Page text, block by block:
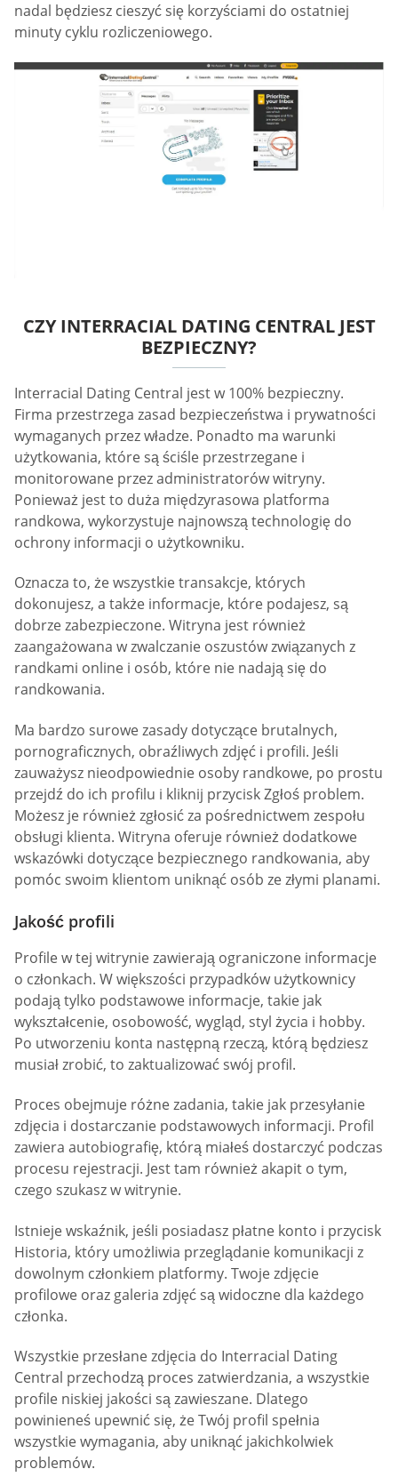
nadal będziesz cieszyć się korzyściami do ostatniej
minuty cyklu rozliczeniowego.
CZY INTERRACIAL DATING CENTRAL JEST
BEZPIECZNY?
Interracial Dating Central jest w 100% bezpieczny.
Firma przestrzega zasad bezpieczeństwa i prywatności
wymaganych przez władze. Ponadto ma warunki
użytkowania, które są ściśle przestrzegane i
monitorowane przez administratorów witryny.
Ponieważ jest to duża międzyrasowa platforma
randkowa, wykorzystuje najnowszą technologię do
ochrony informacji o użytkowniku.
Oznacza to, że wszystkie transakcje, których
dokonujesz, a także informacje, które podajesz, są
dobrze zabezpieczone. Witryna jest również
zaangażowana w zwalczanie oszustów związanych z
randkami online i osób, które nie nadają się do
randkowania.
Ma bardzo surowe zasady dotyczące brutalnych,
pornograficznych, obraźliwych zdjęć i profili. Jeśli
zauważysz nieodpowiednie osoby randkowe, po prostu
przejdź do ich profilu i kliknij przycisk Zgłoś problem.
Możesz je również zgłosić za pośrednictwem zespołu
obsługi klienta. Witryna oferuje również dodatkowe
wskazówki dotyczące bezpiecznego randkowania, aby
pomóc swoim klientom uniknąć osób ze złymi planami.
Jakość profili
Profile w tej witrynie zawierają ograniczone informacje
o członkach. W większości przypadków użytkownicy
podają tylko podstawowe informacje, takie jak
wykształcenie, osobowość, wygląd, styl życia i hobby.
Po utworzeniu konta następną rzeczą, którą będziesz
musiał zrobić, to zaktualizować swój profil.
Proces obejmuje różne zadania, takie jak przesyłanie
zdjęcia i dostarczanie podstawowych informacji. Profil
zawiera autobiografię, którą miałeś dostarczyć podczas
procesu rejestracji. Jest tam również akapit o tym,
czego szukasz w witrynie.
Istnieje wskaźnik, jeśli posiadasz płatne konto i przycisk
Historia, który umożliwia przeglądanie komunikacji z
dowolnym członkiem platformy. Twoje zdjęcie
profilowe oraz galeria zdjęć są widoczne dla każdego
członka.
Wszystkie przesłane zdjęcia do Interracial Dating
Central przechodzą proces zatwierdzania, a wszystkie
profile niskiej jakości są zawieszane. Dlatego
powinieneś upewnić się, że Twój profil spełnia
wszystkie wymagania, aby uniknąć jakichkolwiek
problemów.